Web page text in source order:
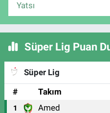
Yatsı
Süper Lig Puan
Süper Lig
#
Takım
1 Amed